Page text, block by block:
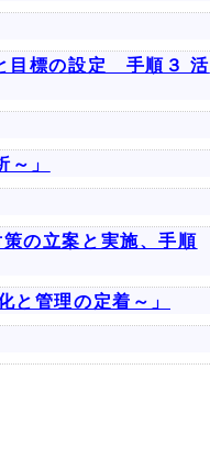
目標の設定 手順３ 活
」
の立案と実施、手順
管理の定着～」